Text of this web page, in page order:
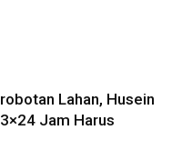
Lahan, Husein
Jam Harus